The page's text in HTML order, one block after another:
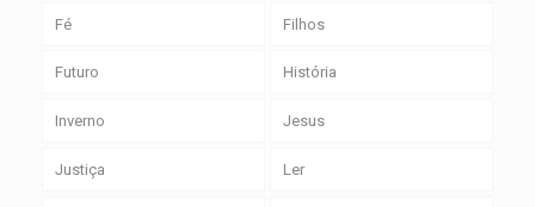
Fé Filhos
Futuro História
Inverno Jesus
Justiça Ler